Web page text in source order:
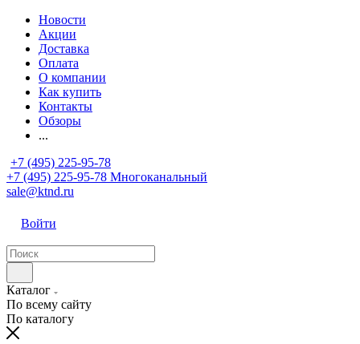
Новости
Акции
Доставка
Оплата
О компании
Как купить
Контакты
Обзоры
...
+7 (495) 225-95-78
+7 (495) 225-95-78 Многоканальный
sale@ktnd.ru
Войти
Каталог
По всему сайту
По каталогу